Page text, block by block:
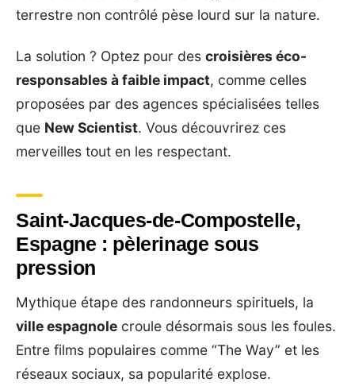
terrestre non contrôlé pèse lourd sur la nature.
La solution ? Optez pour des croisières éco-
responsables à faible impact, comme celles
proposées par des agences spécialisées telles
que New Scientist. Vous découvrirez ces
merveilles tout en les respectant.
Saint-Jacques-de-Compostelle,
Espagne : pèlerinage sous
pression
Mythique étape des randonneurs spirituels, la
ville espagnole croule désormais sous les foules.
Entre films populaires comme “The Way” et les
réseaux sociaux, sa popularité explose.